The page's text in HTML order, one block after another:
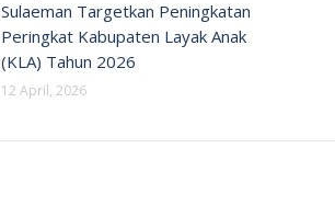
Sulaeman Targetkan Peningkatan
Peringkat Kabupaten Layak Anak
(KLA) Tahun 2026
12 April, 2026